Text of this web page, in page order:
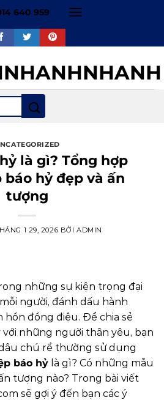
640 959
là gì? Tổng hợp
hỷ đẹp và ấn
tượng
1 29, 2026 BỞI ADMIN
những sự kiện trọng đại
người, đánh dấu hành
đồng điệu. Để chia sẻ
những người thân yêu, bạn
chú rể thường sử dụng
báo hỷ là gì? Có những mẫu
tượng nào? Trong bài viết
sẽ gợi ý đến bạn các ý